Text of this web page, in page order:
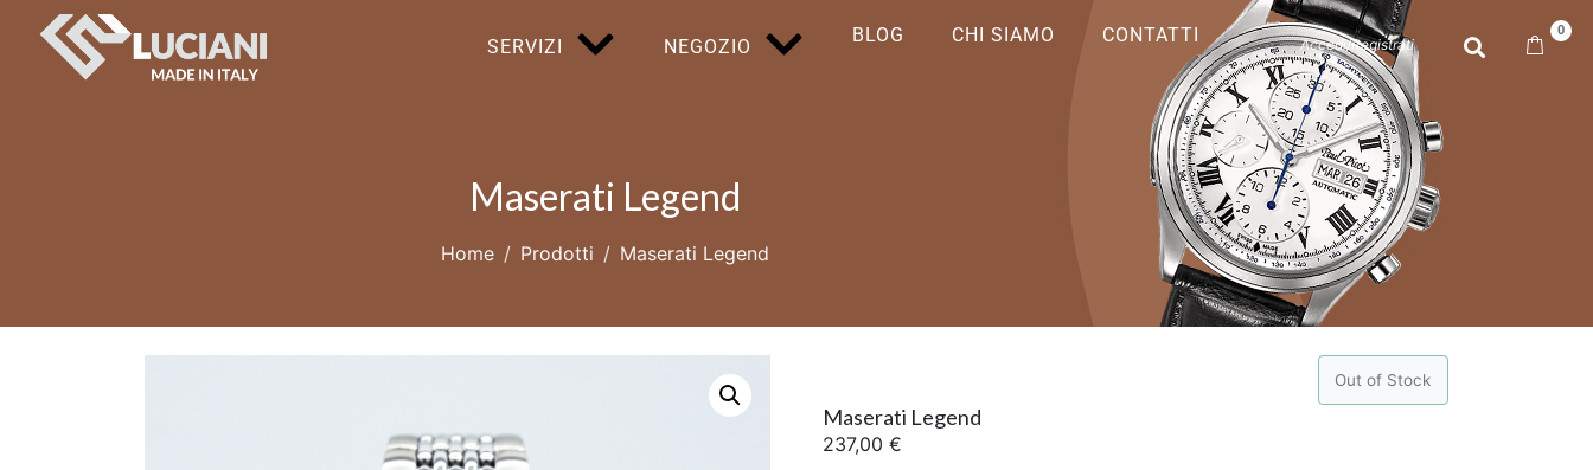
SERVIZI NEGOZIO
BLOG CHI SIAMO CONTATTI Accedi/Registrati
0
Maserati Legend
Home Prodotti Maserati Legend
Out of Stock
Maserati Legend
237,00 €